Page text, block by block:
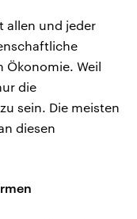
allen und jeder
Ökonomie. Weil
die
sein. Die meisten
diesen